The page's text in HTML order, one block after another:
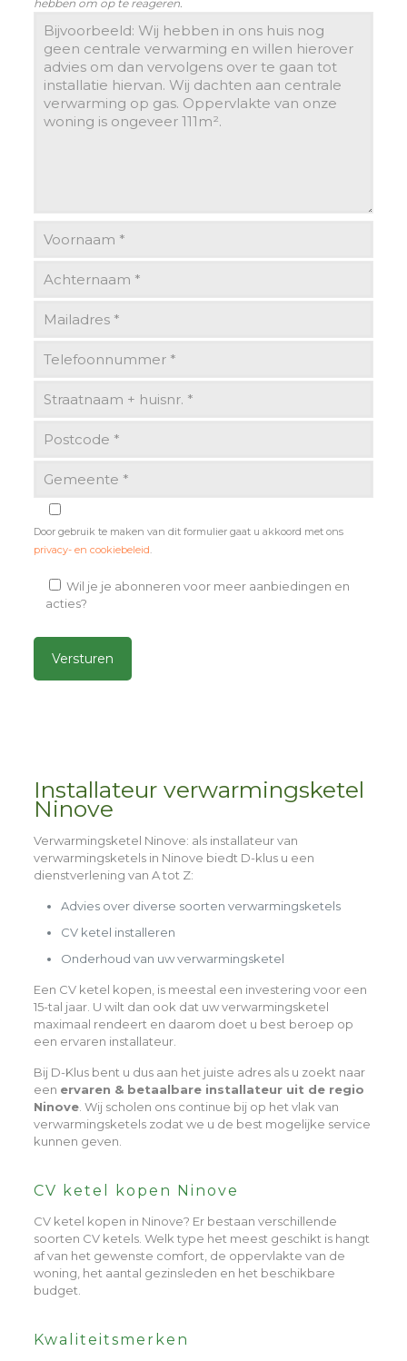
hebben om op te reageren.
Door gebruik te maken van dit formulier gaat u akkoord met ons
privacy- en cookiebeleid
Wil je je abonneren voor meer aanbiedingen en
acties?
Installateur verwarmingsketel
Ninove
Verwarmingsketel Ninove: als installateur van
verwarmingsketels in Ninove biedt D-klus u een
dienstverlening van A tot Z:
Advies over diverse soorten verwarmingsketels
CV ketel installeren
Onderhoud van uw verwarmingsketel
Een CV ketel kopen, is meestal een investering voor een
15-tal jaar. U wilt dan ook dat uw verwarmingsketel
maximaal rendeert en daarom doet u best beroep op
een ervaren installateur.
Bij D-Klus bent u dus aan het juiste adres als u zoekt naar
een ervaren & betaalbare installateur uit de regio
Ninove. Wij scholen ons continue bij op het vlak van
verwarmingsketels zodat we u de best mogelijke service
kunnen geven.
CV ketel kopen Ninove
CV ketel kopen in Ninove? Er bestaan verschillende
soorten CV ketels. Welk type het meest geschikt is hangt
af van het gewenste comfort, de oppervlakte van de
woning, het aantal gezinsleden en het beschikbare
budget.
Kwaliteitsmerken